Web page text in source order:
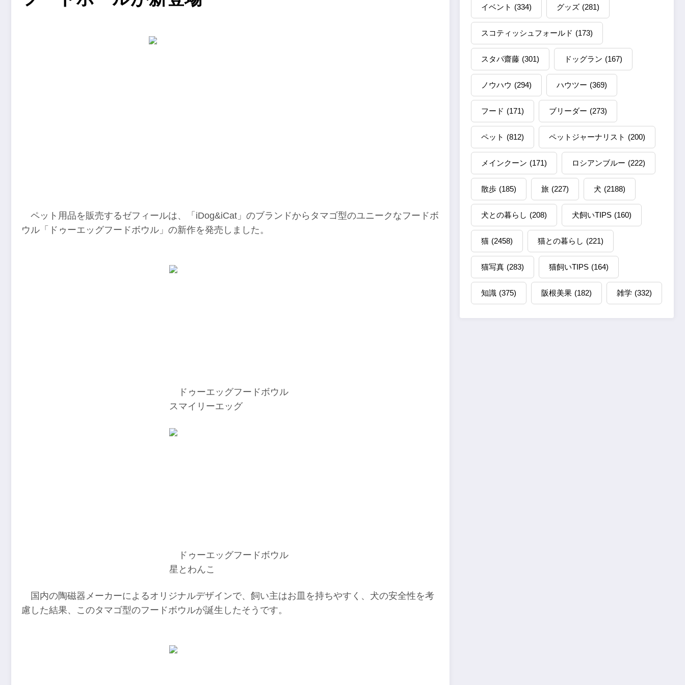
ペット用品を販売するゼフィールは、「iDog&iCat」のブランドからタマゴ型のユニークなフードボ
ウル「ドゥーエッグフードボウル」の新作を発売しました。
ドゥーエッグフードボウル
スマイリーエッグ
ドゥーエッグフードボウル
星とわんこ
国内の陶磁器メーカーによるオリジナルデザインで、飼い主はお皿を持ちやすく、犬の安全性を考
慮した結果、このタマゴ型のフードボウルが誕生したそうです。
イベント (334) グッズ (281)
スコティッシュフォールド (173)
スタパ齋藤 (301) ドッグラン (167)
ノウハウ (294) ハウツー (369)
フード (171) ブリーダー (273)
ペット (812) ペットジャーナリスト (200)
メインクーン (171) ロシアンブルー (222)
散歩 (185) 旅 (227) 犬 (2188)
犬との暮らし (208) 犬飼いTIPS (160)
猫 (2458) 猫との暮らし (221)
猫写真 (283) 猫飼いTIPS (164)
知識 (375) 阪根美果 (182) 雑学 (332)